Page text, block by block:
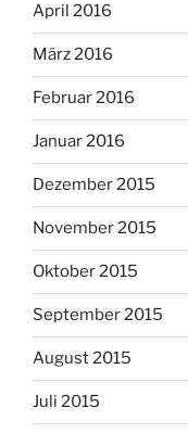
April 2016
März 2016
Februar 2016
Januar 2016
Dezember 2015
November 2015
Oktober 2015
September 2015
August 2015
Juli 2015